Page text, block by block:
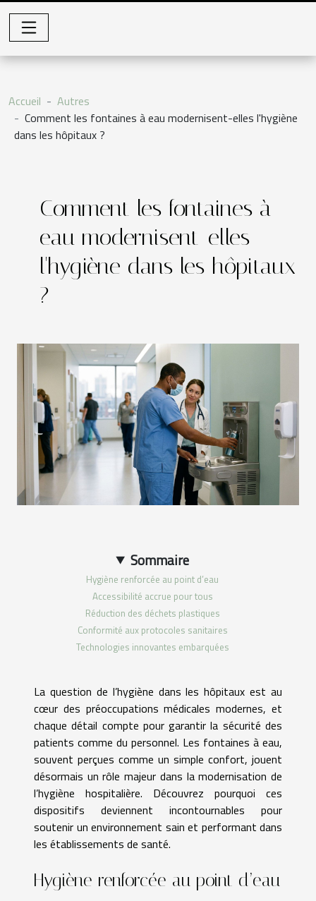
Accueil
Autres
Comment les fontaines à eau modernisent-elles l'hygiène
dans les hôpitaux ?
Comment les fontaines à
eau modernisent-elles
l'hygiène dans les hôpitaux
?
Sommaire
Hygiène renforcée au point d’eau
Accessibilité accrue pour tous
Réduction des déchets plastiques
Conformité aux protocoles sanitaires
Technologies innovantes embarquées
La question de l’hygiène dans les hôpitaux est au
cœur des préoccupations médicales modernes, et
chaque détail compte pour garantir la sécurité des
patients comme du personnel. Les fontaines à eau,
souvent perçues comme un simple confort, jouent
désormais un rôle majeur dans la modernisation de
l’hygiène hospitalière. Découvrez pourquoi ces
dispositifs deviennent incontournables pour
soutenir un environnement sain et performant dans
les établissements de santé.
Hygiène renforcée au point d’eau